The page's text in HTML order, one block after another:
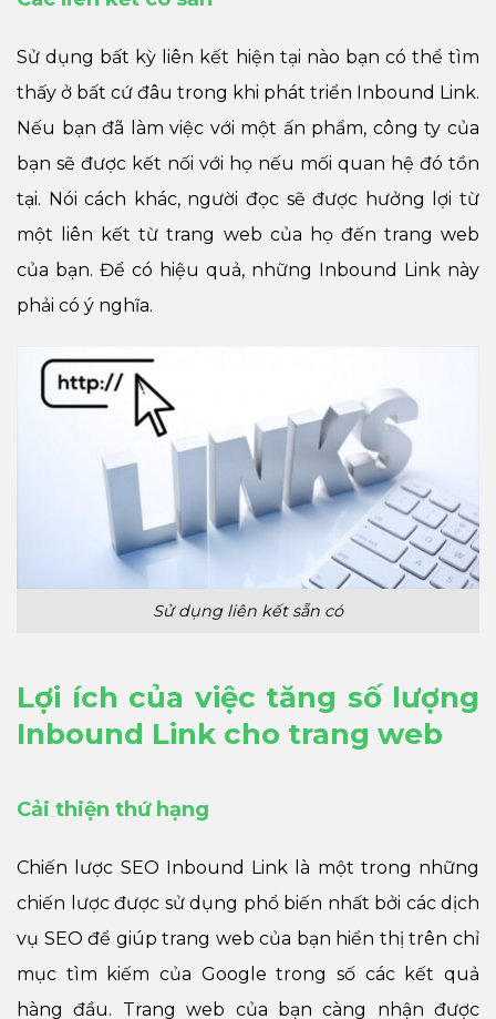
​​Sử dụng bất kỳ liên kết hiện tại nào bạn có thể tìm
thấy ở bất cứ đâu trong khi phát triển Inbound Link.
Nếu bạn đã làm việc với một ấn phẩm, công ty của
bạn sẽ được kết nối với họ nếu mối quan hệ đó tồn
tại. Nói cách khác, người đọc sẽ được hưởng lợi từ
một liên kết từ trang web của họ đến trang web
của bạn. Để có hiệu quả, những Inbound Link này
phải có ý nghĩa.
Sử dụng liên kết sẵn có
Lợi ích của việc tăng số lượng
Inbound Link cho trang web
Cải thiện thứ hạng
Chiến lược SEO Inbound Link là một trong những
chiến lược được sử dụng phổ biến nhất bởi các dịch
vụ SEO để giúp trang web của bạn hiển thị trên chỉ
mục tìm kiếm của Google trong số các kết quả
hàng đầu. Trang web của bạn càng nhận được